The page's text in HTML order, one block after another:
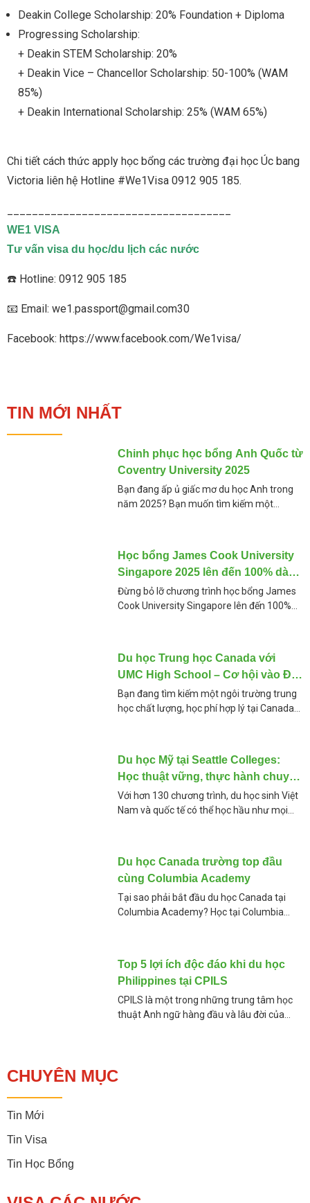
Deakin College Scholarship: 20% Foundation + Diploma
Progressing Scholarship:
+ Deakin STEM Scholarship: 20%
+ Deakin Vice – Chancellor Scholarship: 50-100% (WAM
85%)
+ Deakin International Scholarship: 25% (WAM 65%)
Chi tiết cách thức apply học bổng các trường đại học Úc bang
Victoria liên hệ Hotline #We1Visa 0912 905 185.
WE1 VISA
Tư vấn visa du học/du lịch các nước
☎️ Hotline: 0912 905 185
📧 Email: we1.passport@gmail.com30
Facebook: https://www.facebook.com/We1visa/
TIN MỚI NHẤT
Chinh phục học bổng Anh Quốc từ
Coventry University 2025
Bạn đang ấp ủ giấc mơ du học Anh trong
năm 2025? Bạn muốn tìm kiếm một
Học bổng James Cook University
Singapore 2025 lên đến 100% dành
cho sinh viên Việt Nam
Đừng bỏ lỡ chương trình học bổng James
Cook University Singapore lên đến 100%
Du học Trung học Canada với
UMC High School – Cơ hội vào Đại
học Top Canada
Bạn đang tìm kiếm một ngôi trường trung
học chất lượng, học phí hợp lý tại Canada
Du học Mỹ tại Seattle Colleges:
Học thuật vững, thực hành chuyên
sâu ngành bạn thích
Với hơn 130 chương trình, du học sinh Việt
Nam và quốc tế có thể học hầu như mọi
Du học Canada trường top đầu
cùng Columbia Academy
Tại sao phải bắt đầu du học Canada tại
Columbia Academy? Học tại Columbia
Top 5 lợi ích độc đáo khi du học
Philippines tại CPILS
CPILS là một trong những trung tâm học
thuật Anh ngữ hàng đầu và lâu đời của
CHUYÊN MỤC
Tin Mới
Tin Visa
Tin Học Bổng